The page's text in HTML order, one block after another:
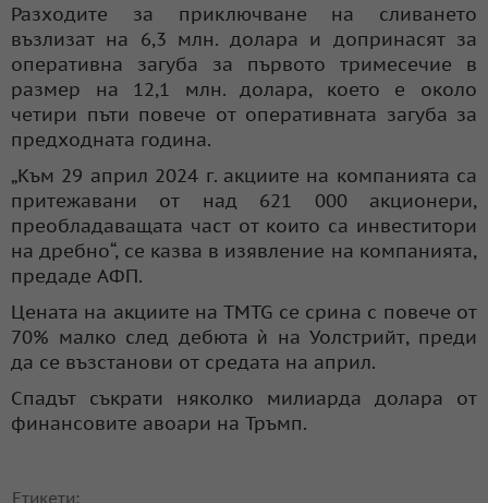
Разходите за приключване на сливането
възлизат на 6,3 млн. долара и допринасят за
оперативна загуба за първото тримесечие в
размер на 12,1 млн. долара, което е около
четири пъти повече от оперативната загуба за
предходната година.
„Към 29 април 2024 г. акциите на компанията са
притежавани от над 621 000 акционери,
преобладаващата част от които са инвеститори
на дребно“, се казва в изявление на компанията,
предаде АФП.
Цената на акциите на TMTG се срина с повече от
70% малко след дебюта ѝ на Уолстрийт, преди
да се възстанови от средата на април.
Спадът съкрати няколко милиарда долара от
финансовите авоари на Тръмп.
Етикети: